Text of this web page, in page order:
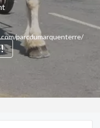
parcdumarquenterre/